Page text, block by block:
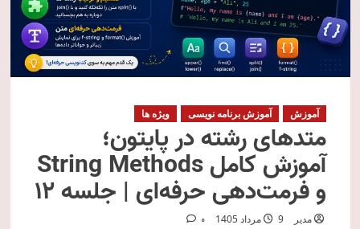
آموزش آموزش برنامه نویسی ویژه ها
متدهای رشته در پایتون؛
آموزش کامل String Methods
و فرمت‌دهی حرفه‌ای | جلسه ۱۲
مدیر 9 مرداد 1405 0